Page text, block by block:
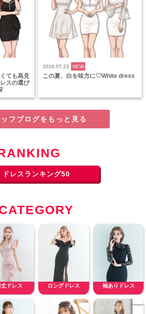
ても高見
スの選び
2026.07.23 NEW
この夏、白を味方に♡White dress
ッフブログをもっと見る
ドレスランキング50
丈ドレス ロングドレス 袖ありドレス